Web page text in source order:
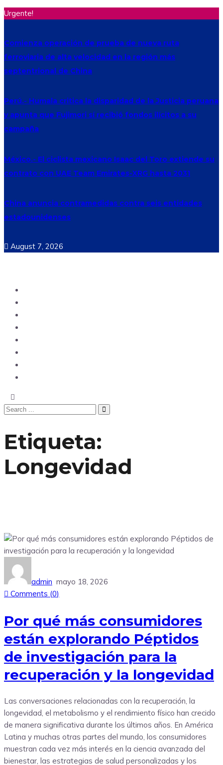
Urgente!
Comienza operación de prueba de nueva ruta
ferroviaria de alta velocidad en la región más
septentrional de China
Perú.- Humala critica la disparidad de la Justicia peruana
y apunta que Fujimori sí recibió fondos ilícitos a su
campaña
México.- El ciclista mexicano Isaac del Toro extiende su
contrato con UAE Team Emirates-XRG hasta 2031
China anuncia contramedidas contra seis entidades
estadounidenses
August 7, 2026
Etiqueta:
Longevidad
admin mayo 18, 2026
Comments (0)
Por qué más consumidores
están explorando Péptidos
de investigación para la
recuperación y la longevidad
Las conversaciones relacionadas con la recuperación, la
longevidad, el metabolismo y el rendimiento físico han crecido
de manera significativa durante los últimos años. En América
Latina y muchas otras partes del mundo, los consumidores
muestran cada vez más interés en la ciencia avanzada del
bienestar, las estrategias de salud personalizadas y los